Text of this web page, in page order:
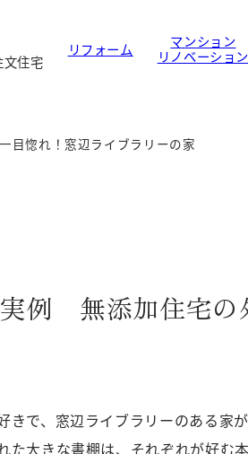
文住宅
リフォーム
マンション
リノベーション
目惚れ！窓辺ライブラリーの家
例 無添加住宅の
で、窓辺ライブラリーのある家
大きな書棚は、それぞれが好む